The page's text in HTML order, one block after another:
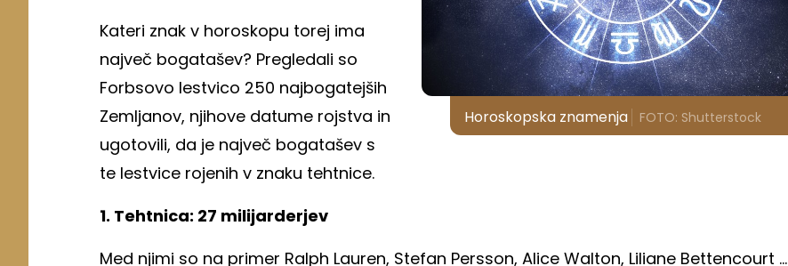
Horoskopska znamenja FOTO: Shutterstock
Kateri znak v horoskopu torej ima
največ bogatašev? Pregledali so
Forbsovo lestvico 250 najbogatejših
Zemljanov, njihove datume rojstva in
ugotovili, da je največ bogatašev s
te lestvice rojenih v znaku tehtnice.
1. Tehtnica: 27 milijarderjev
Med njimi so na primer Ralph Lauren, Stefan Persson, Alice Walton, Liliane Bettencourt ...